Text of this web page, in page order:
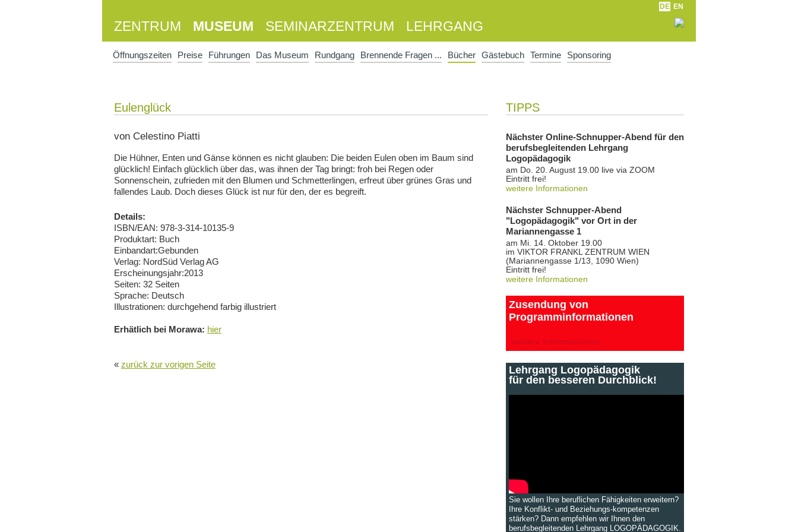
ZENTRUM MUSEUM SEMINARZENTRUM LEHRGANG
DE EN
Öffnungszeiten Preise Führungen Das Museum Rundgang Brennende Fragen ... Bücher Gästebuch Termine Sponsoring
Eulenglück
von Celestino Piatti
Die Hühner, Enten und Gänse können es nicht glauben: Die beiden Eulen oben im Baum sind
glücklich! Einfach glücklich über das, was ihnen der Tag bringt: froh bei Regen oder
Sonnenschein, zufrieden mit den Blumen und Schmetterlingen, erfreut über grünes Gras und
fallendes Laub. Doch dieses Glück ist nur für den, der es begreift.
Details:
ISBN/EAN: 978-3-314-10135-9
Produktart: Buch
Einbandart:Gebunden
Verlag: NordSüd Verlag AG
Erscheinungsjahr:2013
Seiten: 32 Seiten
Sprache: Deutsch
Illustrationen: durchgehend farbig illustriert
Erhätlich bei Morawa: hier
« zurück zur vorigen Seite
TIPPS
Nächster Online-Schnupper-Abend für den
berufsbegleitenden Lehrgang
Logopädagogik
am Do. 20. August 19.00 live via ZOOM
Eintritt frei!
weitere Informationen
Nächster Schnupper-Abend
"Logopädagogik" vor Ort in der
Mariannengasse 1
am Mi. 14. Oktober 19.00
im VIKTOR FRANKL ZENTRUM WIEN
(Mariannengasse 1/13, 1090 Wien)
Eintritt frei!
weitere Informationen
Zusendung von
Programminformationen
weitere Informationen
Lehrgang Logopädagogik
für den besseren Durchblick!
Sie wollen Ihre beruflichen Fähigkeiten erweitern?
Ihre Konflikt- und Beziehungs-kompetenzen
stärken? Dann empfehlen wir Ihnen den
berufsbegleitenden Lehrgang LOGOPÄDAGOGIK.